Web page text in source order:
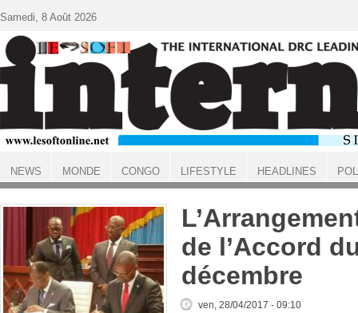
ACCUEIL
de l’Accord
décembre
ven, 28/04/2017 - 09:10
Samedi, 8 Août 2026
NEWS MONDE CONGO LIFESTYLE HEADLINES